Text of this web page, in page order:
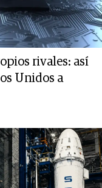
rivales: así
Unidos a